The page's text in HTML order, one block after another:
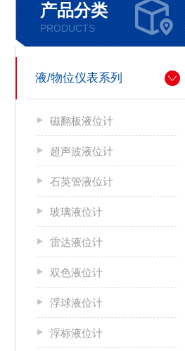
产品分类
PRODUCTS
液/物位仪表系列
磁翻板液位计
超声波液位计
石英管液位计
玻璃液位计
雷达液位计
双色液位计
浮球液位计
浮标液位计